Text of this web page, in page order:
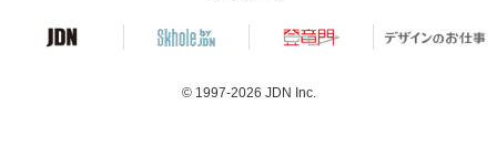
© 1997-2026 JDN Inc.